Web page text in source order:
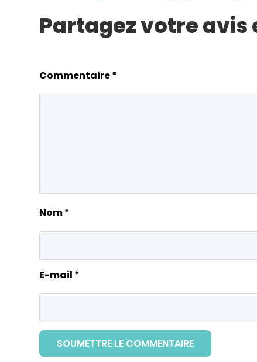
Partagez votre
Commentaire*
Nom*
E-mail *
SOUMETTRE LE COMMENTAIRE